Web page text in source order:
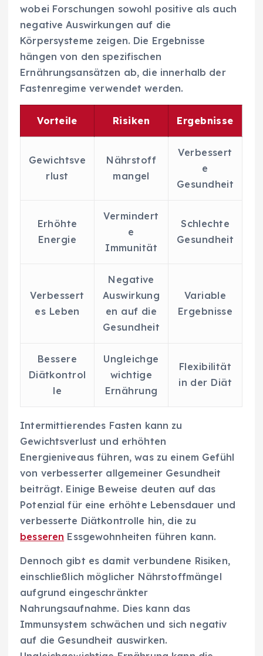
wobei Forschungen sowohl positive als auch
negative Auswirkungen auf die
Körpersysteme zeigen. Die Ergebnisse
hängen von den spezifischen
Ernährungsansätzen ab, die innerhalb der
Fastenregime verwendet werden.
Vorteile Risiken Ergebnisse
Gewichtsve
rlust
Nährstoff
mangel
Verbessert
e
Gesundheit
Erhöhte
Energie
Vermindert
e
Immunität
Schlechte
Gesundheit
Verbessert
es Leben
Negative
Auswirkung
en auf die
Gesundheit
Variable
Ergebnisse
Bessere
Diätkontrol
le
Ungleichge
wichtige
Ernährung
Flexibilität
in der Diät
Intermittierendes Fasten kann zu
Gewichtsverlust und erhöhten
Energieniveaus führen, was zu einem Gefühl
von verbesserter allgemeiner Gesundheit
beiträgt. Einige Beweise deuten auf das
Potenzial für eine erhöhte Lebensdauer und
verbesserte Diätkontrolle hin, die zu
besseren Essgewohnheiten führen kann.
Dennoch gibt es damit verbundene Risiken,
einschließlich möglicher Nährstoffmängel
aufgrund eingeschränkter
Nahrungsaufnahme. Dies kann das
Immunsystem schwächen und sich negativ
auf die Gesundheit auswirken.